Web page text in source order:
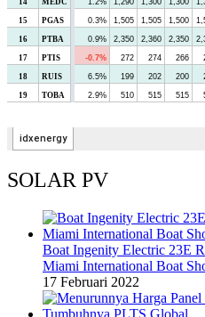
SOLAR PV
Boat Ingenity Electric 23E
Miami International Boat
17 Februari 2022